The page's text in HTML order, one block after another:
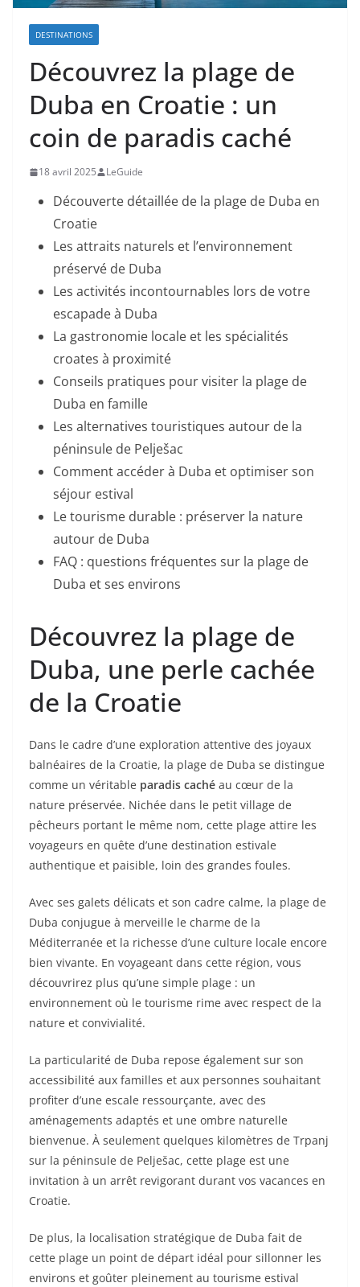
DESTINATIONS
Découvrez la plage de
Duba en Croatie : un
coin de paradis caché
18 avril 2025 LeGuide
Découverte détaillée de la plage de Duba en
Croatie
Les attraits naturels et l’environnement
préservé de Duba
Les activités incontournables lors de votre
escapade à Duba
La gastronomie locale et les spécialités
croates à proximité
Conseils pratiques pour visiter la plage de
Duba en famille
Les alternatives touristiques autour de la
péninsule de Pelješac
Comment accéder à Duba et optimiser son
séjour estival
Le tourisme durable : préserver la nature
autour de Duba
FAQ : questions fréquentes sur la plage de
Duba et ses environs
Découvrez la plage de
Duba, une perle cachée
de la Croatie
Dans le cadre d’une exploration attentive des joyaux
balnéaires de la Croatie, la plage de Duba se distingue
comme un véritable paradis caché au cœur de la
nature préservée. Nichée dans le petit village de
pêcheurs portant le même nom, cette plage attire les
voyageurs en quête d’une destination estivale
authentique et paisible, loin des grandes foules.
Avec ses galets délicats et son cadre calme, la plage de
Duba conjugue à merveille le charme de la
Méditerranée et la richesse d’une culture locale encore
bien vivante. En voyageant dans cette région, vous
découvrirez plus qu’une simple plage : un
environnement où le tourisme rime avec respect de la
nature et convivialité.
La particularité de Duba repose également sur son
accessibilité aux familles et aux personnes souhaitant
profiter d’une escale ressourçante, avec des
aménagements adaptés et une ombre naturelle
bienvenue. À seulement quelques kilomètres de Trpanj
sur la péninsule de Pelješac, cette plage est une
invitation à un arrêt revigorant durant vos vacances en
Croatie.
De plus, la localisation stratégique de Duba fait de
cette plage un point de départ idéal pour sillonner les
environs et goûter pleinement au tourisme estival